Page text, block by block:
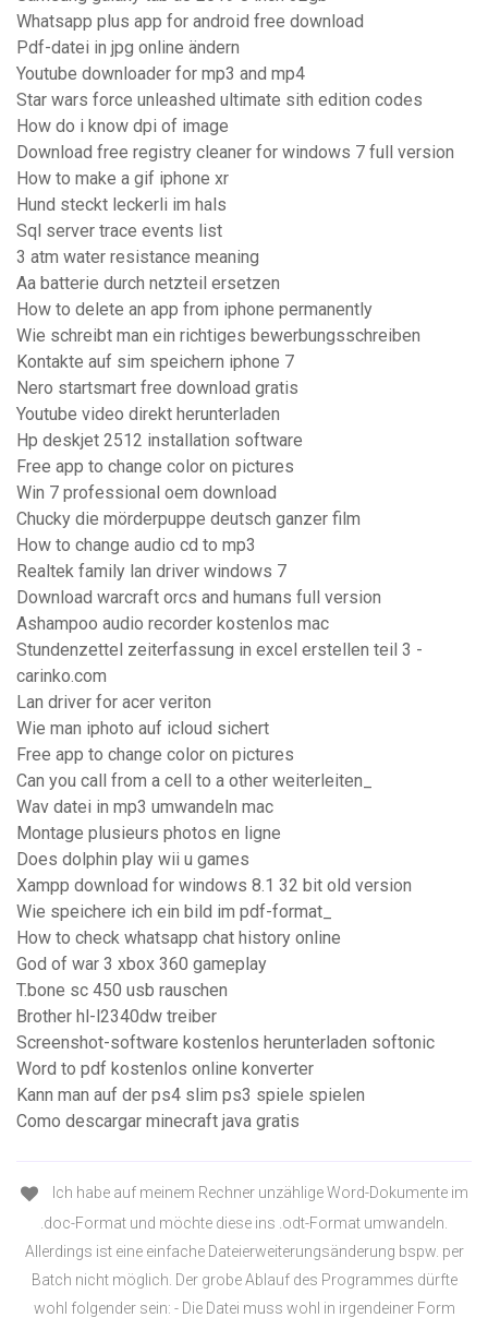
Whatsapp plus app for android free download
Pdf-datei in jpg online ändern
Youtube downloader for mp3 and mp4
Star wars force unleashed ultimate sith edition codes
How do i know dpi of image
Download free registry cleaner for windows 7 full version
How to make a gif iphone xr
Hund steckt leckerli im hals
Sql server trace events list
3 atm water resistance meaning
Aa batterie durch netzteil ersetzen
How to delete an app from iphone permanently
Wie schreibt man ein richtiges bewerbungsschreiben
Kontakte auf sim speichern iphone 7
Nero startsmart free download gratis
Youtube video direkt herunterladen
Hp deskjet 2512 installation software
Free app to change color on pictures
Win 7 professional oem download
Chucky die mörderpuppe deutsch ganzer film
How to change audio cd to mp3
Realtek family lan driver windows 7
Download warcraft orcs and humans full version
Ashampoo audio recorder kostenlos mac
Stundenzettel zeiterfassung in excel erstellen teil 3 -
carinko.com
Lan driver for acer veriton
Wie man iphoto auf icloud sichert
Free app to change color on pictures
Can you call from a cell to a other weiterleiten_
Wav datei in mp3 umwandeln mac
Montage plusieurs photos en ligne
Does dolphin play wii u games
Xampp download for windows 8.1 32 bit old version
Wie speichere ich ein bild im pdf-format_
How to check whatsapp chat history online
God of war 3 xbox 360 gameplay
T.bone sc 450 usb rauschen
Brother hl-l2340dw treiber
Screenshot-software kostenlos herunterladen softonic
Word to pdf kostenlos online konverter
Kann man auf der ps4 slim ps3 spiele spielen
Como descargar minecraft java gratis
Ich habe auf meinem Rechner unzählige Word-Dokumente im
.doc-Format und möchte diese ins .odt-Format umwandeln.
Allerdings ist eine einfache Dateierweiterungsänderung bspw. per
Batch nicht möglich. Der grobe Ablauf des Programmes dürfte
wohl folgender sein: - Die Datei muss wohl in irgendeiner Form